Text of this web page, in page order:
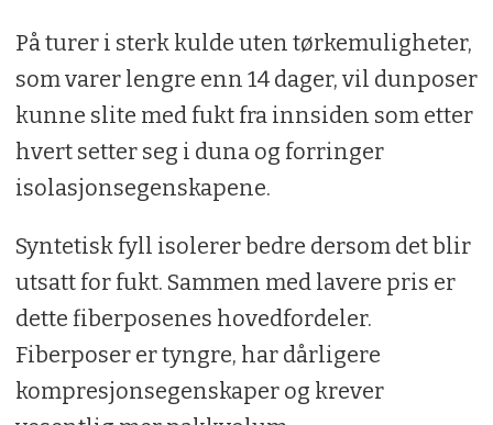
På turer i sterk kulde uten tørkemuligheter,
som varer lengre enn 14 dager, vil dunposer
kunne slite med fukt fra innsiden som etter
hvert setter seg i duna og forringer
isolasjonsegenskapene.
Syntetisk fyll isolerer bedre dersom det blir
utsatt for fukt. Sammen med lavere pris er
dette fiberposenes hovedfordeler.
Fiberposer er tyngre, har dårligere
kompresjonsegenskaper og krever